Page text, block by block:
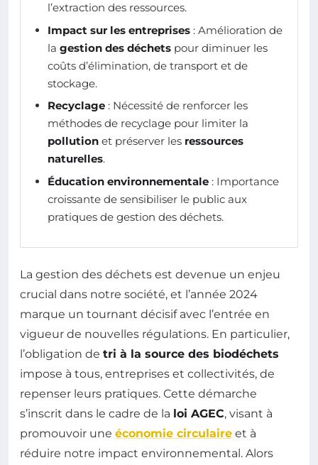
l’extraction des ressources.
Impact sur les entreprises : Amélioration de
la gestion des déchets pour diminuer les
coûts d’élimination, de transport et de
stockage.
Recyclage : Nécessité de renforcer les
méthodes de recyclage pour limiter la
pollution et préserver les ressources
naturelles.
Éducation environnementale : Importance
croissante de sensibiliser le public aux
pratiques de gestion des déchets.
La gestion des déchets est devenue un enjeu
crucial dans notre société, et l’année 2024
marque un tournant décisif avec l’entrée en
vigueur de nouvelles régulations. En particulier,
l’obligation de tri à la source des biodéchets
impose à tous, entreprises et collectivités, de
repenser leurs pratiques. Cette démarche
s’inscrit dans le cadre de la loi AGEC, visant à
promouvoir une économie circulaire et à
réduire notre impact environnemental. Alors